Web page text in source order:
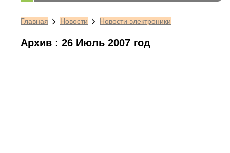
Главная Новости Новости электроники
Архив : 26 Июль 2007 год